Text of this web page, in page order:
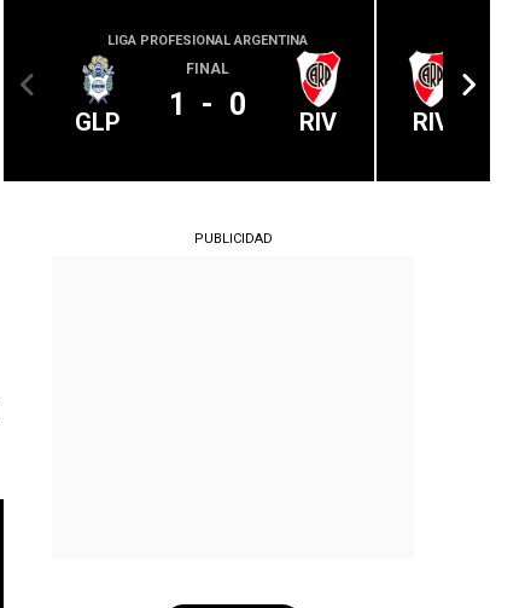
LIGA PROFESIONAL ARGENTINA
GLP
FINAL
1 - 0 RIV RIV
PUBLICIDAD